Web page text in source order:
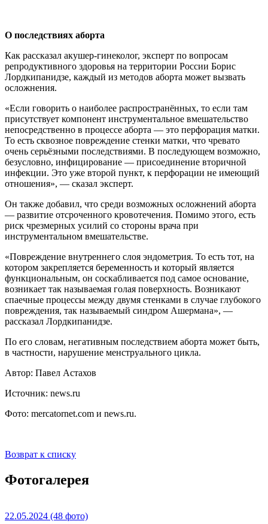
О последствиях аборта
Как рассказал акушер-гинеколог, эксперт по вопросам
репродуктивного здоровья на территории России Борис
Лордкипанидзе, каждый из методов аборта может вызвать
осложнения.
«Если говорить о наиболее распространённых, то если там
присутствует компонент инструментальное вмешательство
непосредственно в процессе аборта — это перфорация матки.
То есть сквозное повреждение стенки матки, что чревато
очень серьёзными последствиями. В последующем возможно,
безусловно, инфицирование — присоединение вторичной
инфекции. Это уже второй пункт, к перфорации не имеющий
отношения», — сказал эксперт.
Он также добавил, что среди возможных осложнений аборта
— развитие отсроченного кровотечения. Помимо этого, есть
риск чрезмерных усилий со стороны врача при
инструментальном вмешательстве.
«Повреждение внутреннего слоя эндометрия. То есть тот, на
котором закрепляется беременность и который является
функциональным, он соскабливается под самое основание,
возникает так называемая голая поверхность. Возникают
спаечные процессы между двумя стенками в случае глубокого
повреждения, так называемый синдром Ашермана», —
рассказал Лордкипанидзе.
По его словам, негативным последствием аборта может быть,
в частности, нарушение менструального цикла.
Автор: Павел Астахов
Источник: news.ru
Фото: mercatornet.com и news.ru.
Возврат к списку
Фотогалерея
22.05.2024 (48 фото)